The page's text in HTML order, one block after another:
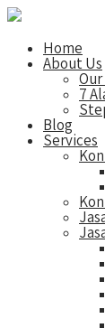
Home
About Us
7
Blog
Services